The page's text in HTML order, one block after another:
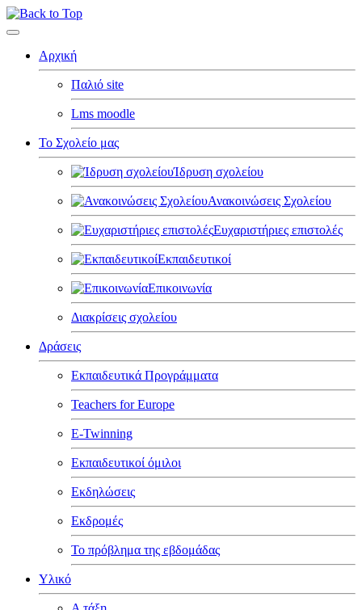
Αρχική
Παλιό site
Lms moodle
Το Σχολείο μας
Ίδρυση σχολείου
Ανακοινώσεις Σχολείου
Ευχαριστήριες επιστολές
Εκπαιδευτικοί
Επικοινωνία
Διακρίσεις σχολείου
Δράσεις
Εκπαιδευτικά Προγράμματα
Teachers for Europe
E-Twinning
Εκπαιδευτικοί όμιλοι
Εκδηλώσεις
Εκδρομές
Το πρόβλημα της εβδομάδας
Υλικό